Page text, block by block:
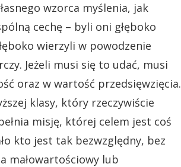
wzorca myślenia, jak
cechę – byli oni głęboko
wierzyli w powodzenie
Jeżeli musi się to udać, musi
oraz w wartość przedsięwzięcia.
klasy, który rzeczywiście
misję, której celem jest coś
kto jest tak bezwzględny, bez
małowartościowy lub